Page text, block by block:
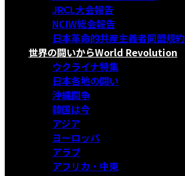
JRCL大会報告
NCIW総会報告
日本革命的共産主義者同盟規約
世界の闘いからWorld Revolution
ウクライナ特集
日本各地の闘い
沖縄闘争
韓国は今
アジア
ヨーロッパ
アラブ
アフリカ・中東